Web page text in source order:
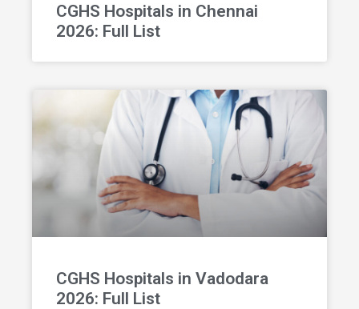
CGHS Hospitals in Chennai
2026: Full List
CGHS Hospitals in Vadodara
2026: Full List